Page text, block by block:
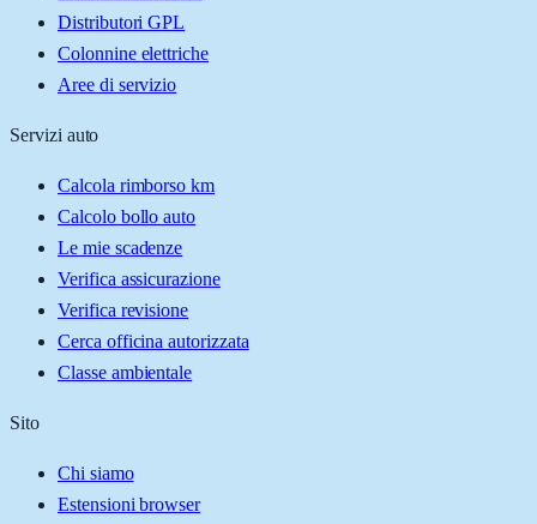
Distributori GPL
Colonnine elettriche
Aree di servizio
Servizi auto
Calcola rimborso km
Calcolo bollo auto
Le mie scadenze
Verifica assicurazione
Verifica revisione
Cerca officina autorizzata
Classe ambientale
Sito
Chi siamo
Estensioni browser